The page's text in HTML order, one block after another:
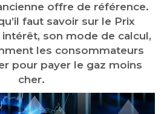
offre de référence.
faut savoir sur le Prix
intérêt, son mode de calcul,
les consommateurs
pour payer le gaz moins
cher.